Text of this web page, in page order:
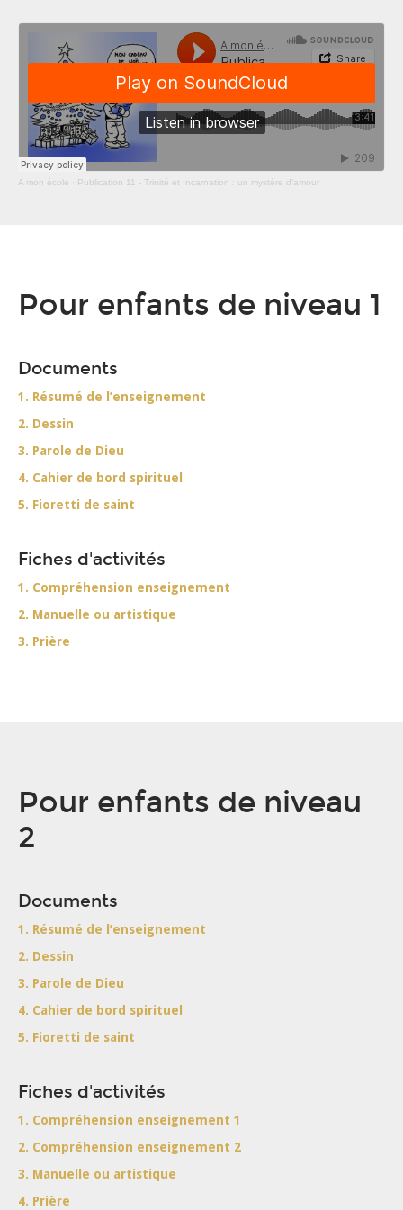
A mon école · Publication 11 - Trinité et Incarnation : un mystère d'amour
Pour enfants de niveau 1
Documents
1. Résumé de l’enseignement
2. Dessin
3. Parole de Dieu
4. Cahier de bord spirituel
5. Fioretti de saint
Fiches d'activités
1. Compréhension enseignement
2. Manuelle ou artistique
3. Prière
Pour enfants de niveau
2
Documents
1. Résumé de l’enseignement
2. Dessin
3. Parole de Dieu
4. Cahier de bord spirituel
5. Fioretti de saint
Fiches d'activités
1. Compréhension enseignement 1
2. Compréhension enseignement 2
3. Manuelle ou artistique
4. Prière